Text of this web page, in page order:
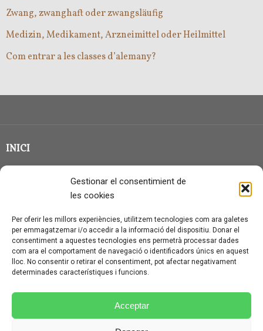
Gestionar el consentimient de
les cookies
Per oferir les millors experiències, utilitzem tecnologies com ara galetes
per emmagatzemar i/o accedir a la informació del dispositiu. Donar el
consentiment a aquestes tecnologies ens permetrà processar dades
com ara el comportament de navegació o identificadors únics en aquest
lloc. No consentir o retirar el consentiment, pot afectar negativament
determinades característiques i funcions.
Acceptar
Zwang, zwanghaft oder zwangsläufig
Medizin, Medikament, Arzneimittel oder Heilmittel
Com entrar a les classes d’alemany?
INICI
QUI SOC?
CONTACTE
AVÍS LEGAL I PROTECCIÓ DE DADES
POLÍTICA DE COOKIES (UE)
CONDICIONS PARTICULARS D’ÚS I CONTRACTACIÓ
POLÍTICA DE PRIVACITAT